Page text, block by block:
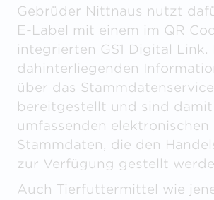
Gebrüder Nittnaus nutzt
E-Label mit einem im QR
integrierten GS1 Digital Link.
dahinterliegenden
über das Stammdatenservice
bereitgestellt und sind damit
umfassenden elektronischen
Stammdaten, die den
zur Verfügung gestellt
Auch Tierfuttermittel wie